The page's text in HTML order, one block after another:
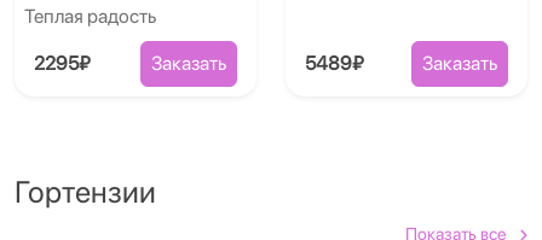
Теплая радость
2295₽ Заказать 5489₽ Заказать
Гортензии
Показать все